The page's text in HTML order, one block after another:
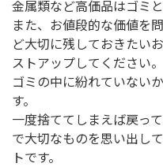
金属類など高価品はゴミ
また、お値段的な価値を
ど大切に残しておきたい
ストアップしてください。
ゴミの中に紛れていない
す。
一度捨ててしまえば戻っ
で大切なものを思い出し
トです。